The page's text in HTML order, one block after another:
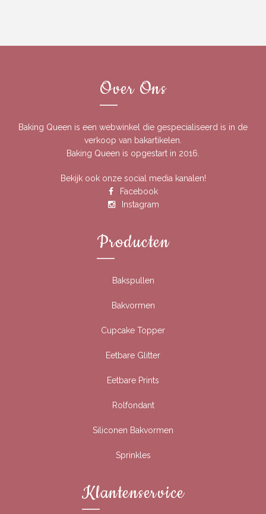
Over Ons
Baking Queen is een webwinkel die gespecialiseerd is in de
verkoop van bakartikelen.
Baking Queen is opgestart in 2016.
Bekijk ook onze social media kanalen!
Facebook
Instagram
Producten
Bakspullen
Bakvormen
Cupcake Topper
Eetbare Glitter
Eetbare Prints
Rolfondant
Siliconen Bakvormen
Sprinkles
Klantenservice